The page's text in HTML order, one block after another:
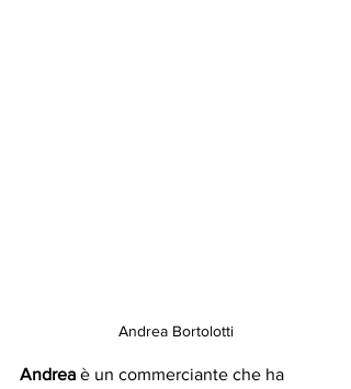
Andrea Bortolotti
Andrea è un commerciante che ha